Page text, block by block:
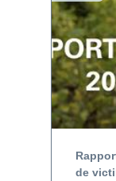
de